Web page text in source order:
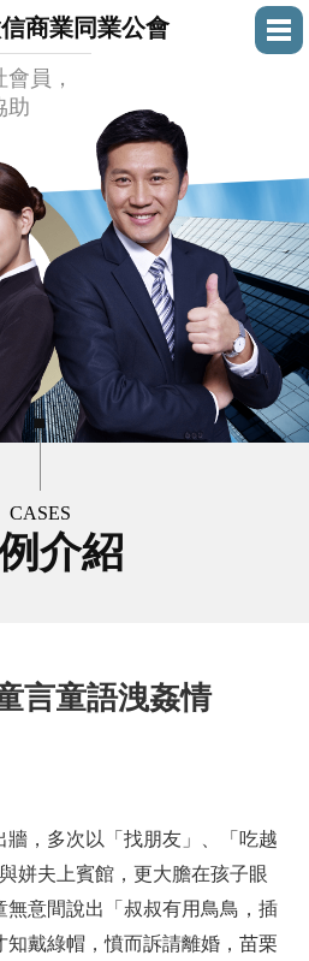
商業同業公會
員，
助
CASES
介紹
言童語洩姦情
牆，多次以「找朋友」、「吃越
姘夫上賓館，更大膽在孩子眼
無意間說出「叔叔有用鳥鳥，插
知戴綠帽，憤而訴請離婚，苗栗